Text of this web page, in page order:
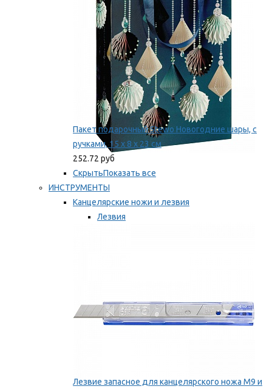
Пакет подарочный Stewo Новогодние шары, с
ручками, 15 х 8 х 23 см
252.72 руб
СкрытьПоказать все
ИНСТРУМЕНТЫ
Канцелярские ножи и лезвия
Лезвия
Лезвие запасное для канцелярского ножа M9 и